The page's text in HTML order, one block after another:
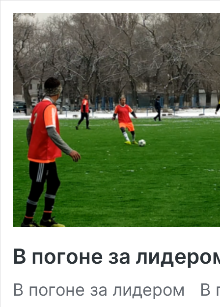
В погоне за
В погоне за лидером В